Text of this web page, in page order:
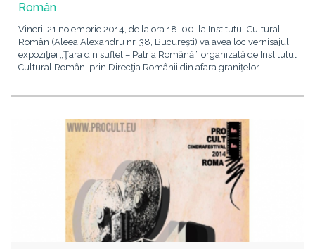
Român
Vineri, 21 noiembrie 2014, de la ora 18. 00, la Institutul Cultural
Român (Aleea Alexandru nr. 38, Bucureşti) va avea loc vernisajul
expoziţiei „Ţara din suflet – Patria Română“, organizată de Institutul
Cultural Român, prin Direcţia Românii din afara graniţelor